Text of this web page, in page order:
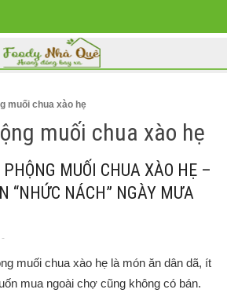
CLOSE
muối chua xào hẹ
muối chua xào hẹ
MUỐI CHUA XÀO HẸ –
“NHỨC NÁCH” NGÀY MƯA
-
muối chua xào hẹ là món ăn dân dã, ít
mua ngoài chợ cũng không có bán.